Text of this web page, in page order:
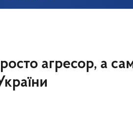
агресор, а